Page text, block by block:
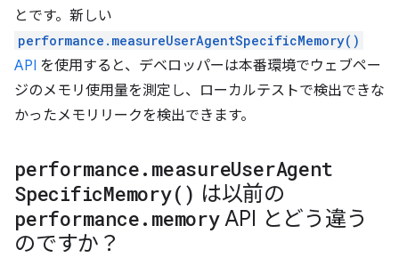
とです。新しい
performance.measureUserAgentSpecificMemory()
API を使用すると、デベロッパーは本番環境でウェブペー
ジのメモリ使用量を測定し、ローカルテストで検出できな
かったメモリリークを検出できます。
performance. measureUserAgent
SpecificMemory( ) は以前の
performance. memoryAPI とどう違う
のですか？